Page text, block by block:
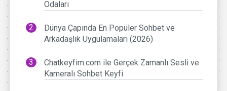
Odaları
Dünya Çapında En Popüler Sohbet ve
Arkadaşlık Uygulamaları (2026)
Chatkeyfim.com ile Gerçek Zamanlı Sesli ve
Kameralı Sohbet Keyfi